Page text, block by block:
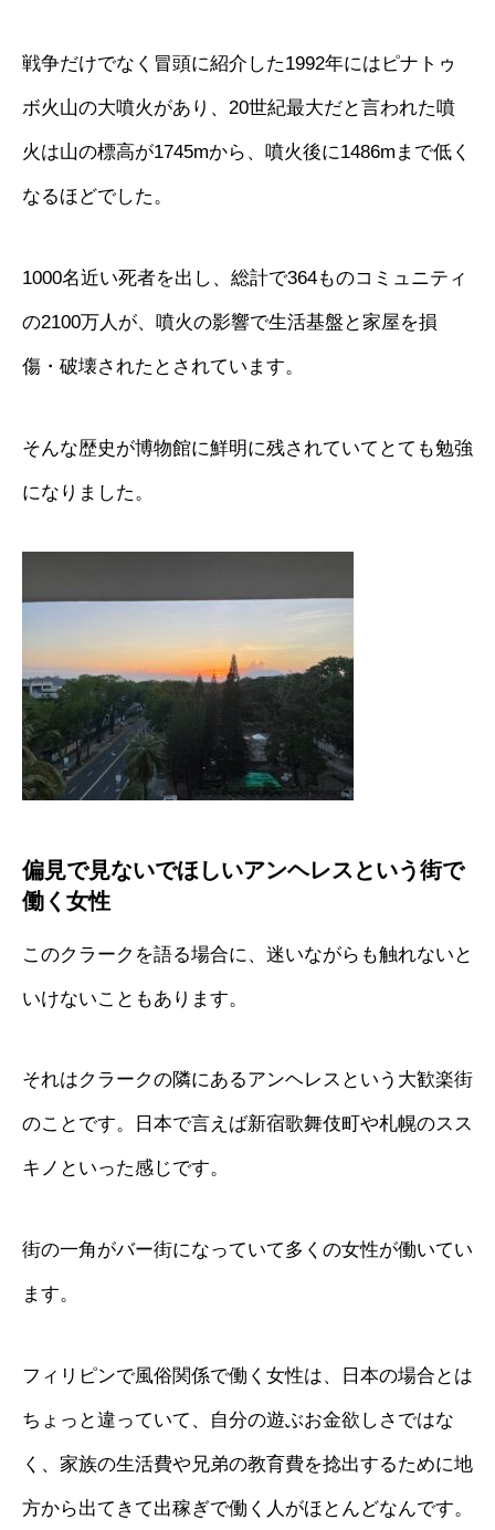
戦争だけでなく冒頭に紹介した1992年にはピナトゥ
ボ火山の大噴火があり、20世紀最大だと言われた噴
火は山の標高が1745mから、噴火後に1486mまで低く
なるほどでした。
1000名近い死者を出し、総計で364ものコミュニティ
の2100万人が、噴火の影響で生活基盤と家屋を損
傷・破壊されたとされています。
そんな歴史が博物館に鮮明に残されていてとても勉強
になりました。
偏見で見ないでほしいアンヘレスという街で
働く女性
このクラークを語る場合に、迷いながらも触れないと
いけないこともあります。
それはクラークの隣にあるアンヘレスという大歓楽街
のことです。日本で言えば新宿歌舞伎町や札幌のスス
キノといった感じです。
街の一角がバー街になっていて多くの女性が働いてい
ます。
フィリピンで風俗関係で働く女性は、日本の場合とは
ちょっと違っていて、自分の遊ぶお金欲しさではな
く、家族の生活費や兄弟の教育費を捻出するために地
方から出てきて出稼ぎで働く人がほとんどなんです。